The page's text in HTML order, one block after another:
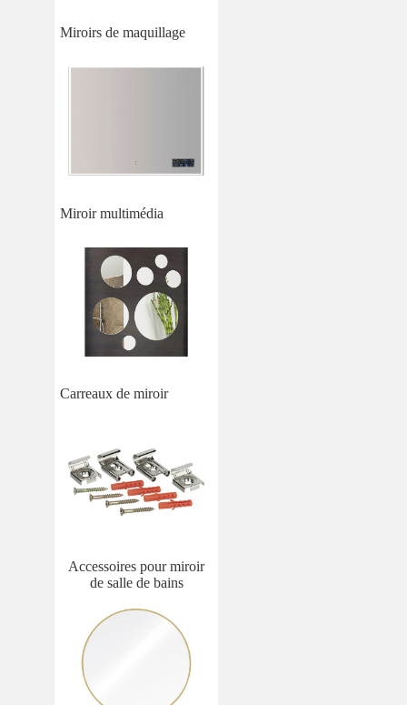
Miroirs de maquillage
Miroir multimédia
Carreaux de miroir
Accessoires pour miroir
de salle de bains